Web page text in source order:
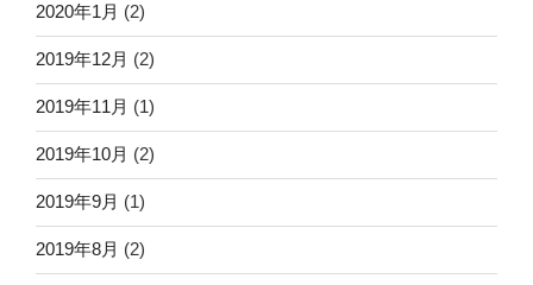
2020年1月 (2)
2019年12月 (2)
2019年11月 (1)
2019年10月 (2)
2019年9月 (1)
2019年8月 (2)